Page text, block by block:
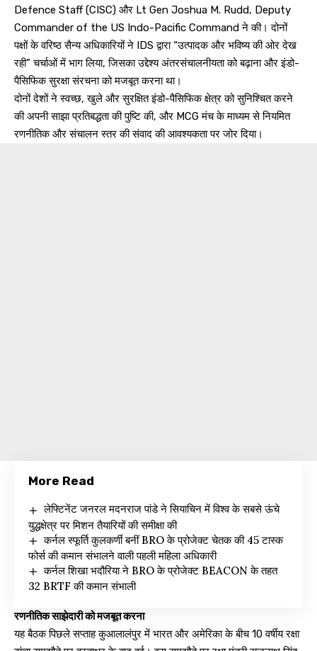
Defence Staff (CISC) और Lt Gen Joshua M. Rudd, Deputy
Commander of the US Indo-Pacific Command ने की। दोनों
पक्षों के वरिष्ठ सैन्य अधिकारियों ने IDS द्वारा “उत्पादक और भविष्य की ओर देख
रही” चर्चाओं में भाग लिया, जिसका उद्देश्य अंतरसंचालनीयता को बढ़ाना और इंडो-
पैसिफिक सुरक्षा संरचना को मजबूत करना था।
दोनों देशों ने स्वच्छ, खुले और सुरक्षित इंडो-पैसिफिक क्षेत्र को सुनिश्चित करने
की अपनी साझा प्रतिबद्धता की पुष्टि की, और MCG मंच के माध्यम से नियमित
रणनीतिक और संचालन स्तर की संवाद की आवश्यकता पर जोर दिया।
More Read
लेफ्टिनेंट जनरल मदनराज पांडे ने सियाचिन में विश्व के सबसे ऊंचे
युद्धक्षेत्र पर मिशन तैयारियों की समीक्षा की
कर्नल स्फूर्ति कुलकर्णी बनीं BRO के प्रोजेक्ट चेतक की 45 टास्क
फोर्स की कमान संभालने वाली पहली महिला अधिकारी
कर्नल शिखा भदौरिया ने BRO के प्रोजेक्ट BEACON के तहत
32 BRTF की कमान संभाली
रणनीतिक साझेदारी को मजबूत करना
यह बैठक पिछले सप्ताह कुआलालंपुर में भारत और अमेरिका के बीच 10 वर्षीय रक्षा